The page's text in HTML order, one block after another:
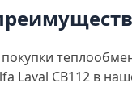
Laval CB112 в